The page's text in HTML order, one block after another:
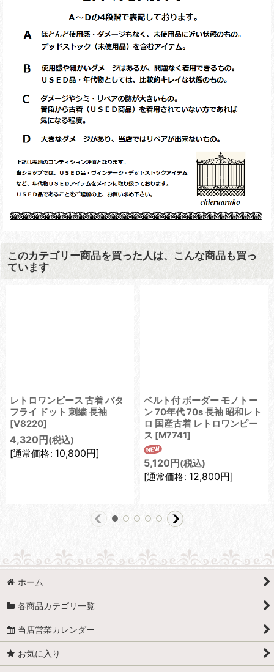
このカテゴリー商品を買った人は、こんな商品も買っ
ています
レトロワンピース 古着 バタ
フライ ドット 刺繍 長袖
[V8220]
4,320 円 (税込)
[通常価格: 10,800円]
ベルト付 ボーダー モノトー
ン 70年代 70s 長袖 昭和レト
ロ 国産古着 レトロワンピー
ス [M7741]
5,120 円 (税込)
[通常価格: 12,800円]
ホーム
各商品カテゴリ一覧
当店営業カレンダー
お気に入り